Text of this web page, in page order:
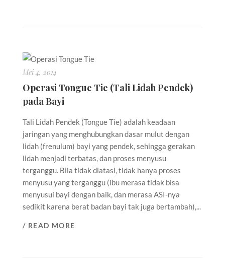
Mei 4, 2014
Operasi Tongue Tie (Tali Lidah Pendek)
pada Bayi
Tali Lidah Pendek (Tongue Tie) adalah keadaan
jaringan yang menghubungkan dasar mulut dengan
lidah (frenulum) bayi yang pendek, sehingga gerakan
lidah menjadi terbatas, dan proses menyusu
terganggu. Bila tidak diatasi, tidak hanya proses
menyusu yang terganggu (ibu merasa tidak bisa
menyusui bayi dengan baik, dan merasa ASI-nya
sedikit karena berat badan bayi tak juga bertambah),...
/ READ MORE